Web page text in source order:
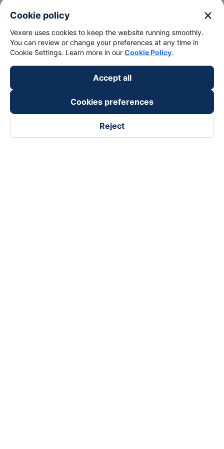
keyboard_arrow_down
About Us
Support
keyboard_arrow_down
Become a Partner
Payment partners
Cookie policy close
Vexere uses cookies to keep the website running smoothly.
You can review or change your preferences at any time in
Cookie Settings. Learn more in our Cookie Policy.
Accept all
Cookies preferences
Reject